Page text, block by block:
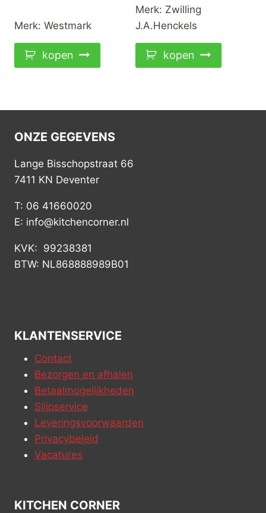
Merk: Westmark
kopen
Merk: Zwilling
J.A.Henckels
kopen
ONZE GEGEVENS
Lange Bisschopstraat 66
7411 KN Deventer
T: 06 41660020
E: info@kitchencorner.nl
KVK: 99238381
BTW: NL868888989B01
KLANTENSERVICE
Contact
Bezorgen en afhalen
Betaalmogelijkheden
Slijpservice
Leveringsvoorwaarden
Privacybeleid
Vacatures
KITCHEN CORNER